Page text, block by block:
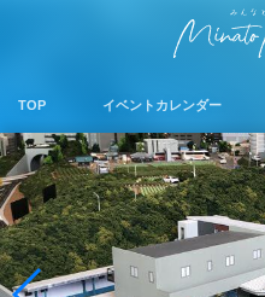
TOP イベントカレンダー